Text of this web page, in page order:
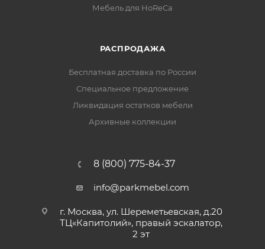
Мебель для HoReCa
РАСПРОДАЖА
Бесплатная доставка по России
Специальное предложение
Ликвидация остатков мебели
Архивные коллекции
8 (800) 775-84-37
info@parkmebel.com
г. Москва, ул. Шереметьевская, д.20
ТЦ«Капитолий», правый эскалатор,
2 эт